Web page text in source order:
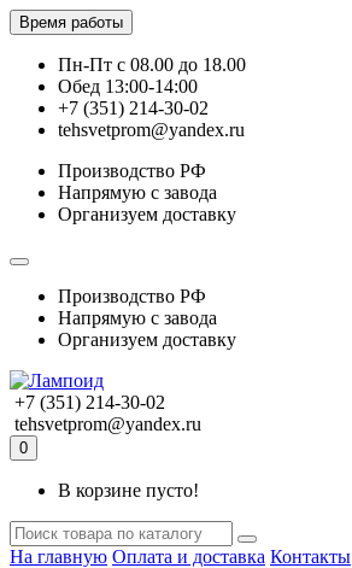
Время работы
Пн-Пт с 08.00 до 18.00
Обед 13:00-14:00
+7 (351) 214-30-02
tehsvetprom@yandex.ru
Производство РФ
Напрямую с завода
Организуем доставку
Производство РФ
Напрямую с завода
Организуем доставку
+7 (351) 214-30-02
tehsvetprom@yandex.ru
0
В корзине пусто!
На главную Оплата и доставка Контакты